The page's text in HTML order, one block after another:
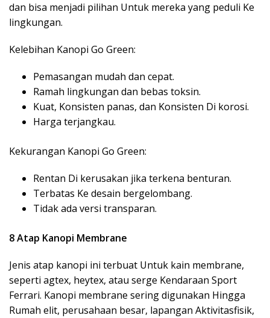
dan bisa menjadi pilihan Untuk mereka yang peduli Ke
lingkungan.
Kelebihan Kanopi Go Green:
Pemasangan mudah dan cepat.
Ramah lingkungan dan bebas toksin.
Kuat, Konsisten panas, dan Konsisten Di korosi.
Harga terjangkau.
Kekurangan Kanopi Go Green:
Rentan Di kerusakan jika terkena benturan.
Terbatas Ke desain bergelombang.
Tidak ada versi transparan.
8 Atap Kanopi Membrane
Jenis atap kanopi ini terbuat Untuk kain membrane,
seperti agtex, heytex, atau serge Kendaraan Sport
Ferrari. Kanopi membrane sering digunakan Hingga
Rumah elit, perusahaan besar, lapangan Aktivitasfisik,